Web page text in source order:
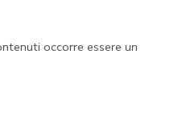
occorre essere un